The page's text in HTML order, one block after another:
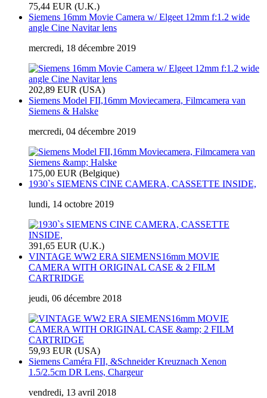
75,44 EUR (U.K.)
Siemens 16mm Movie Camera w/ Elgeet 12mm f:1.2 wide
angle Cine Navitar lens
mercredi, 18 décembre 2019
202,89 EUR (USA)
Siemens Model FII,16mm Moviecamera, Filmcamera van
Siemens & Halske
mercredi, 04 décembre 2019
175,00 EUR (Belgique)
1930`s SIEMENS CINE CAMERA, CASSETTE INSIDE,
lundi, 14 octobre 2019
391,65 EUR (U.K.)
VINTAGE WW2 ERA SIEMENS16mm MOVIE
CAMERA WITH ORIGINAL CASE & 2 FILM
CARTRIDGE
jeudi, 06 décembre 2018
59,93 EUR (USA)
Siemens Caméra FII, &Schneider Kreuznach Xenon
1.5/2.5cm DR Lens, Chargeur
vendredi, 13 avril 2018